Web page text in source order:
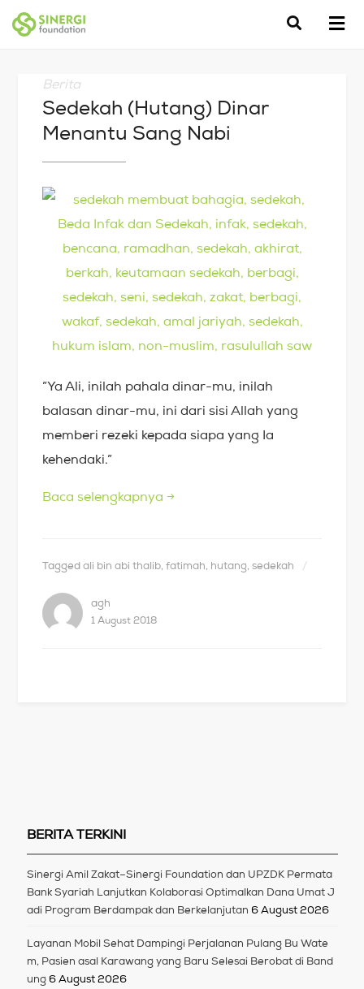
Berita
Sedekah (Hutang) Dinar
Menantu Sang Nabi
”Ya Ali, inilah pahala dinar-mu, inilah
balasan dinar-mu, ini dari sisi Allah yang
memberi rezeki kepada siapa yang Ia
kehendaki.”
Baca selengkapnya →
Taggedali bin abi thalib,fatimah, hutang,sedekah
agh
1 August 2018
BERITA TERKINI
Sinergi Amil Zakat–Sinergi Foundation dan UPZDK Permata
Bank Syariah Lanjutkan Kolaborasi Optimalkan Dana Umat J
adi Program Berdampak dan Berkelanjutan 6 August 2026
Layanan Mobil Sehat Dampingi Perjalanan Pulang Bu Wate
m, Pasien asal Karawang yang Baru Selesai Berobat di Band
ung 6 August 2026